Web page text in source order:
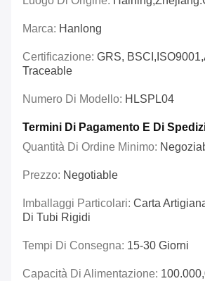
Marca: Hanlong
Certificazione: GRS,
Traceable
Numero Di Modello: HLSPL04
Termini Di Pagamento E Di
Quantità Di Ordine Minimo:
Prezzo: Negotiable
Imballaggi Particolari: Carta
Di Tubi Rigidi
Tempi Di Consegna: 15-30 Giorni
Capacità Di Alimentazione: